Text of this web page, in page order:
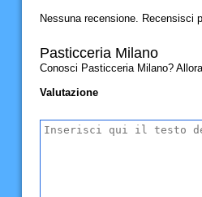
Nessuna recensione. Recensisci
Pasticceria Milano
Conosci Pasticceria Milano?
Valutazione